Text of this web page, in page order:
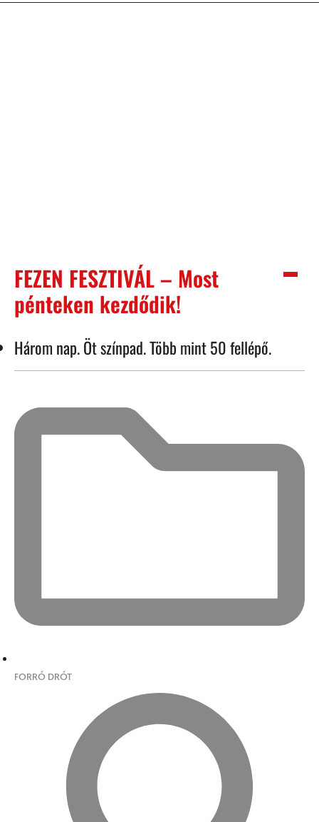
FEZEN FESZTIVÁL – Most
pénteken kezdődik!
Három nap. Öt színpad. Több mint 50 fellépő.
FORRÓ DRÓT